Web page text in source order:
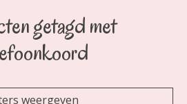
getagd met
weergeven